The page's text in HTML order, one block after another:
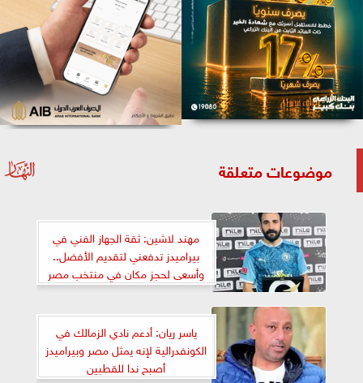
موضوعات متعلقة
مهند لاشين: ثقة الجهاز الفني في
بيراميدز تدفعني لتقديم الأفضل..
وأسعى لحجز مكان في منتخب مصر
ياسر ريان: أدعم نادي الزمالك في
الكونفدرالية لإنه يمثل مصر وبيراميدز
أصبح ندا للقطبين